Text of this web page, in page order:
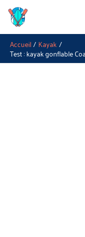
Aller
contenu
Accueil Kayak
Test : kayak gonflable
Rechercher